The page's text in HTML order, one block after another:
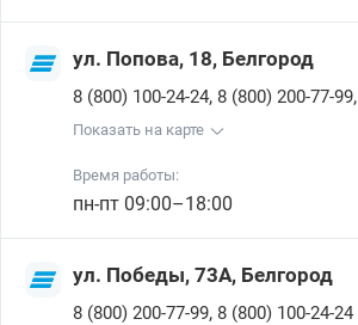
ул. Попова, 18, Белгород
8 (800) 100-24-24, 8 (800) 200-77-99,
Показать на карте
Время работы:
пн-пт 09:00–18:00
ул. Победы, 73А, Белгород
8 (800) 200-77-99, 8 (800) 100-24-24